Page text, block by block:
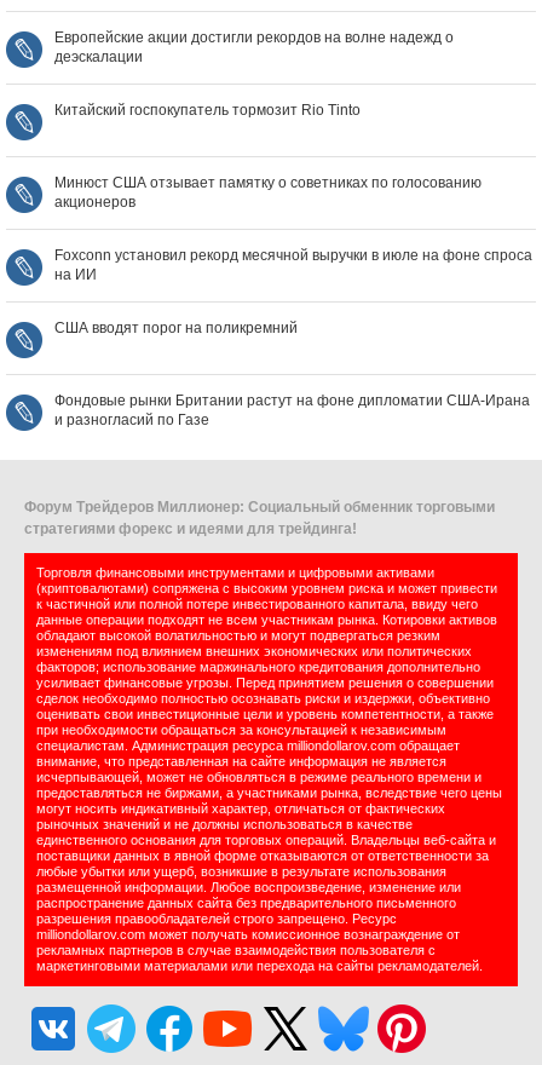
Европейские акции достигли рекордов на волне надежд о
деэскалации
Китайский госпокупатель тормозит Rio Tinto
Минюст США отзывает памятку о советниках по голосованию
акционеров
Foxconn установил рекорд месячной выручки в июле на фоне спроса
на ИИ
США вводят порог на поликремний
Фондовые рынки Британии растут на фоне дипломатии США‑Ирана
и разногласий по Газе
Форум Трейдеров Миллионер: Социальный обменник торговыми
стратегиями форекс и идеями для трейдинга!
Торговля финансовыми инструментами и цифровыми активами
(криптовалютами) сопряжена с высоким уровнем риска и может привести
к частичной или полной потере инвестированного капитала, ввиду чего
данные операции подходят не всем участникам рынка. Котировки активов
обладают высокой волатильностью и могут подвергаться резким
изменениям под влиянием внешних экономических или политических
факторов; использование маржинального кредитования дополнительно
усиливает финансовые угрозы. Перед принятием решения о совершении
сделок необходимо полностью осознавать риски и издержки, объективно
оценивать свои инвестиционные цели и уровень компетентности, а также
при необходимости обращаться за консультацией к независимым
специалистам. Администрация ресурса milliondollarov.com обращает
внимание, что представленная на сайте информация не является
исчерпывающей, может не обновляться в режиме реального времени и
предоставляться не биржами, а участниками рынка, вследствие чего цены
могут носить индикативный характер, отличаться от фактических
рыночных значений и не должны использоваться в качестве
единственного основания для торговых операций. Владельцы веб-сайта и
поставщики данных в явной форме отказываются от ответственности за
любые убытки или ущерб, возникшие в результате использования
размещенной информации. Любое воспроизведение, изменение или
распространение данных сайта без предварительного письменного
разрешения правообладателей строго запрещено. Ресурс
milliondollarov.com может получать комиссионное вознаграждение от
рекламных партнеров в случае взаимодействия пользователя с
маркетинговыми материалами или перехода на сайты рекламодателей.